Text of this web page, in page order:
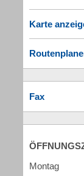
Karte
Fax
Montag